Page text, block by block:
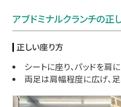
アブドミナルクランチの正
正しい座り方
シートに座り、パッドを肩
両足は肩幅程度に広げ、